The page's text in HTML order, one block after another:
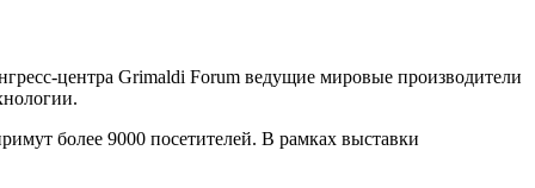
центра Grimaldi Forum ведущие мировые производители
более 9000 посетителей. В рамках выставки